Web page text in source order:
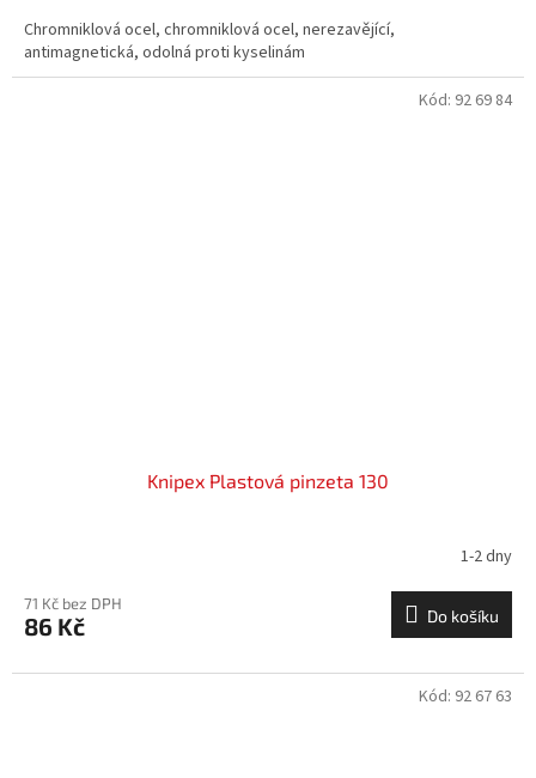
Chromniklová ocel, chromniklová ocel, nerezavějící,
antimagnetická, odolná proti kyselinám
Knipex Plastová pinzeta 130
1-2 dny
71 Kč bez DPH
86 Kč Do košíku
Kód: 92 69 84
Kód: 92 67 63